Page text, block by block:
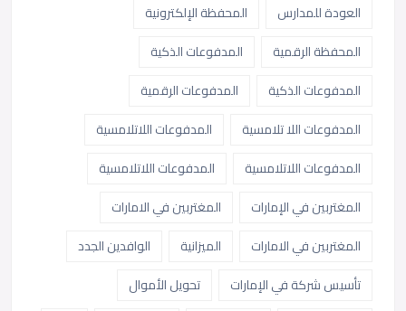
العودة للمدارس
المحفظة الإلكترونية
المحفظة الرقمية
المدفوعات الذكية
المدفوعات الذكية
المدفوعات الرقمية
المدفوعات اللا تلامسية
المدفوعات اللاتلامسية
المدفوعات اللاتلامسية
المدفوعات اللاتلامسية
المغتربين في الإمارات
المغتربين في الامارات
المغتربين في الامارات
الميزانية
الوافدين الجدد
تأسيس شركة في الإمارات
تحويل الأموال